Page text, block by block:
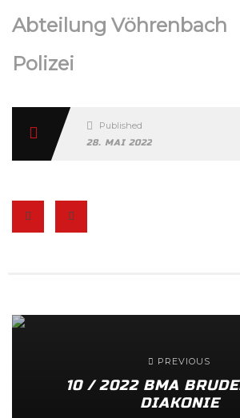
Abteilung Vöhrenbach
Polizei
Published
28. MAI 2022
PREVIOUS
10 / 2022 BMA
DIAKONIE